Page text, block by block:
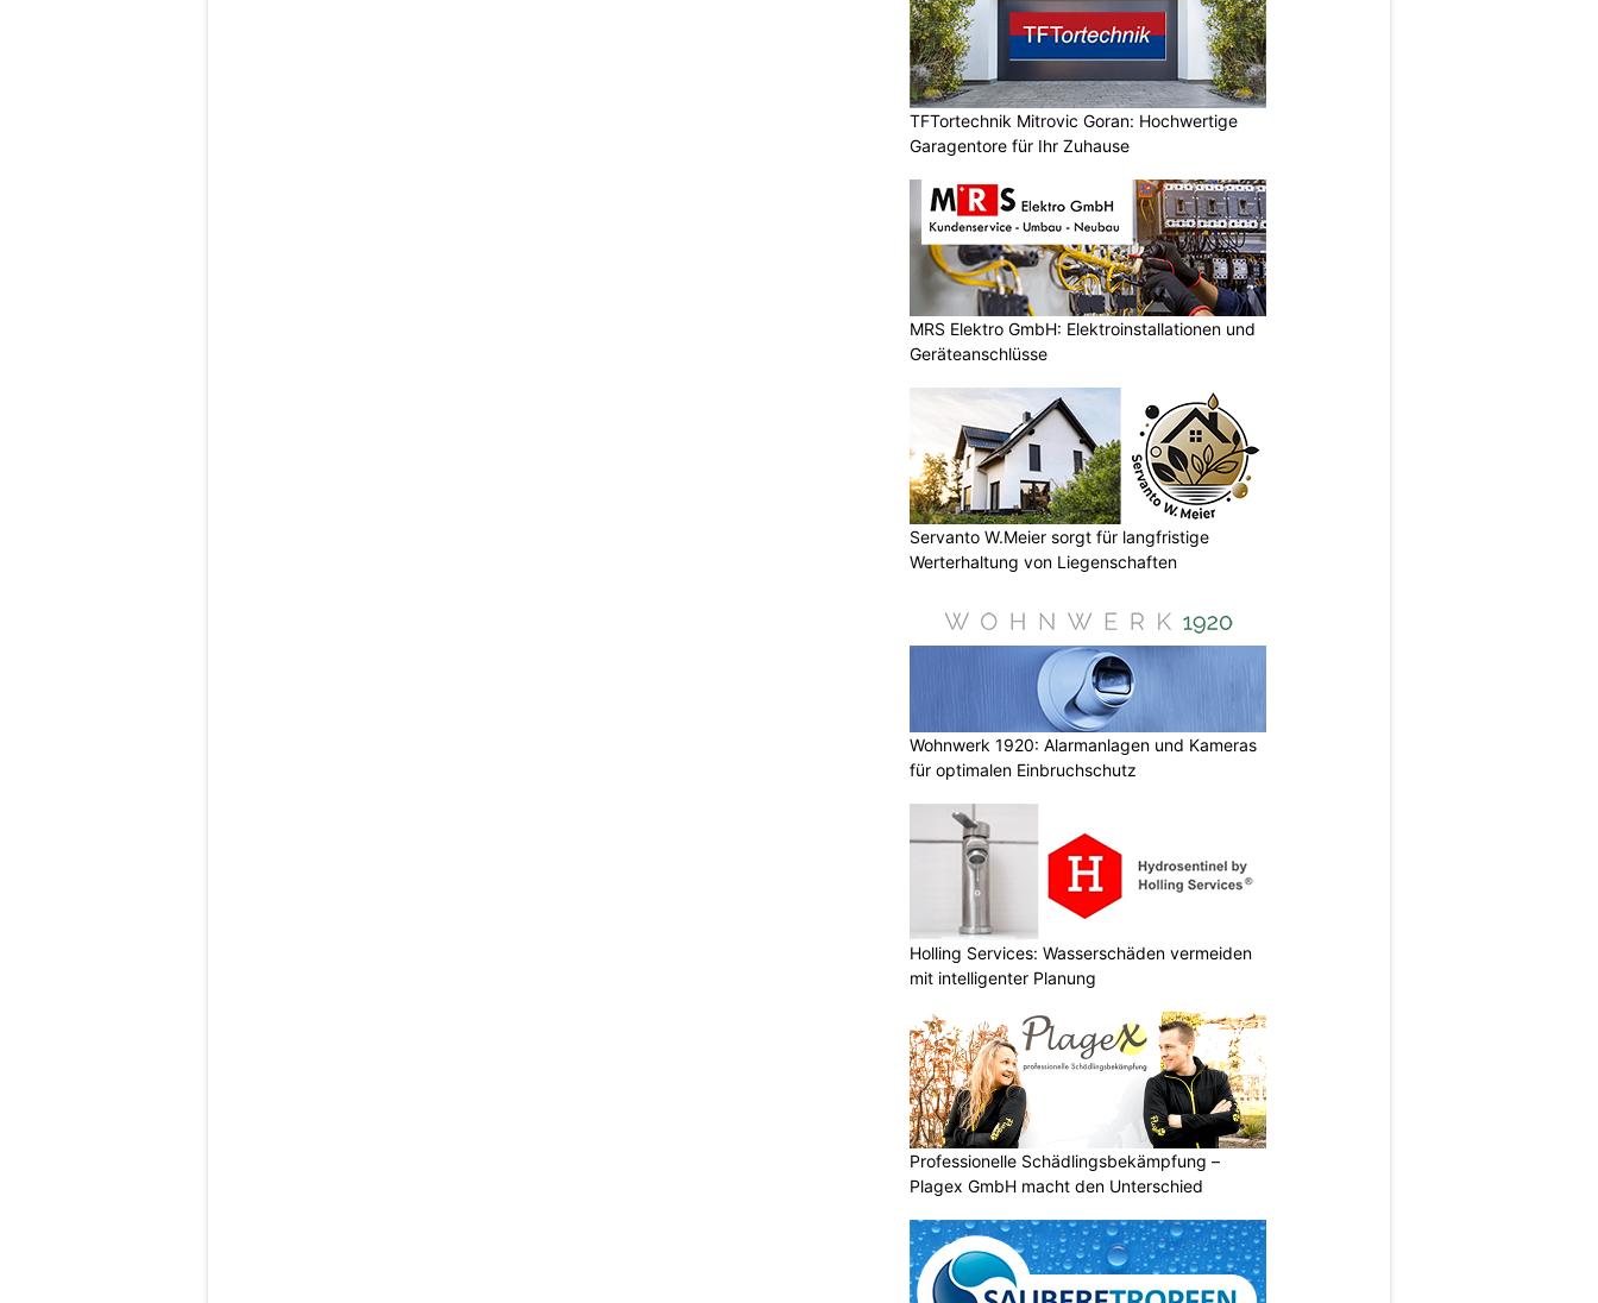
TFTortechnik Mitrovic Goran: Hochwertige
Garagentore für Ihr Zuhause
MRS Elektro GmbH: Elektroinstallationen und
Geräteanschlüsse
Servanto W.Meier sorgt für langfristige
Werterhaltung von Liegenschaften
Wohnwerk 1920: Alarmanlagen und Kameras
für optimalen Einbruchschutz
Holling Services: Wasserschäden vermeiden
mit intelligenter Planung
Professionelle Schädlingsbekämpfung –
Plagex GmbH macht den Unterschied